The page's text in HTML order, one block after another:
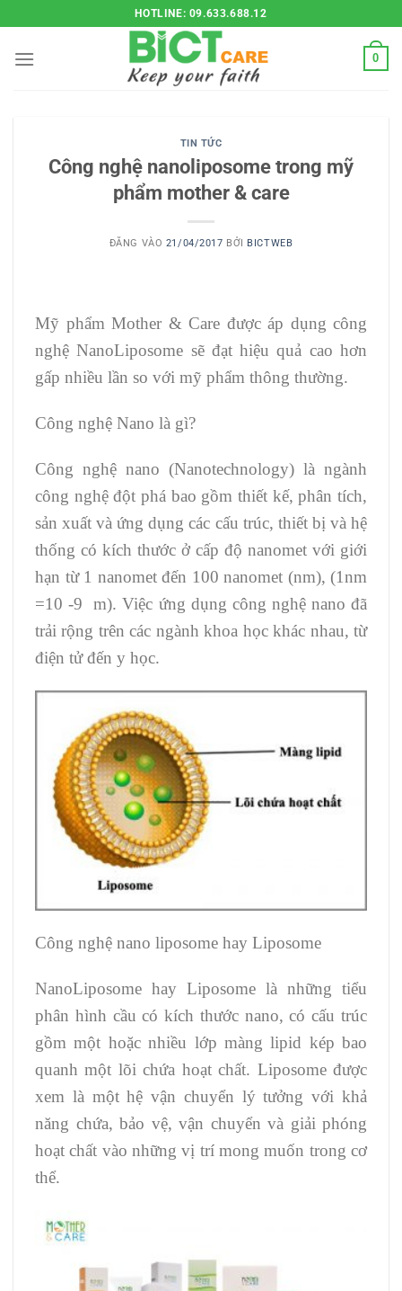
qua
nội
HOTLINE: 09.633.688.12
0
TIN TỨC
Công nghệ nanoliposome trong mỹ
phẩm mother & care
ĐĂNG VÀO 21/04/2017 BỞI BICTWEB
Mỹ phẩm Mother & Care được áp dụng công
nghệ NanoLiposome sẽ đạt hiệu quả cao hơn
gấp nhiều lần so với mỹ phẩm thông thường.
Công nghệ Nano là gì?
Công nghệ nano (Nanotechnology) là ngành
công nghệ đột phá bao gồm thiết kế, phân tích,
sản xuất và ứng dụng các cấu trúc, thiết bị và hệ
thống có kích thước ở cấp độ nanomet với giới
hạn từ 1 nanomet đến 100 nanomet (nm), (1nm
=10 -9 m). Việc ứng dụng công nghệ nano đã
trải rộng trên các ngành khoa học khác nhau, từ
điện tử đến y học.
Công nghệ nano liposome hay Liposome
NanoLiposome hay Liposome là những tiểu
phân hình cầu có kích thước nano, có cấu trúc
gồm một hoặc nhiều lớp màng lipid kép bao
quanh một lõi chứa hoạt chất. Liposome được
xem là một hệ vận chuyển lý tưởng với khả
năng chứa, bảo vệ, vận chuyển và giải phóng
hoạt chất vào những vị trí mong muốn trong cơ
thể.